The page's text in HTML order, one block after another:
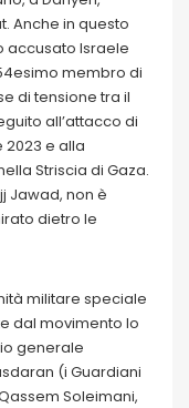
Anche in questo
accusato Israele
membro di
di tensione tra il
all’attacco di
2023 e alla
Striscia di Gaza.
Jawad, non è
dietro le
militare speciale
dal movimento lo
generale
(i Guardiani
Soleimani,